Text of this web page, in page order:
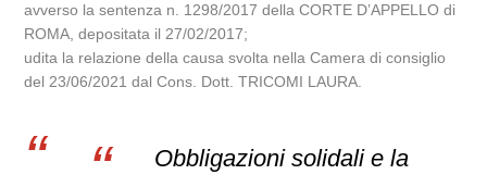
avverso la sentenza n. 1298/2017 della CORTE D’APPELLO di
ROMA, depositata il 27/02/2017;
udita la relazione della causa svolta nella Camera di consiglio
del 23/06/2021 dal Cons. Dott. TRICOMI LAURA.
Obbligazioni solidali e la